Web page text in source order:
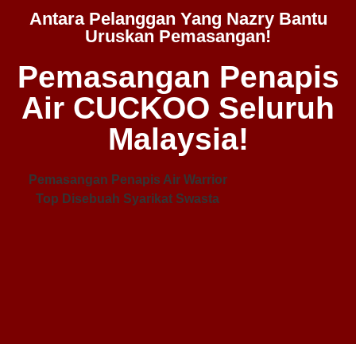
Antara Pelanggan Yang Nazry Bantu
Uruskan Pemasangan!
Pemasangan Penapis
Air CUCKOO Seluruh
Malaysia!
Pemasangan Penapis Air Warrior
Top Disebuah Syarikat Swasta